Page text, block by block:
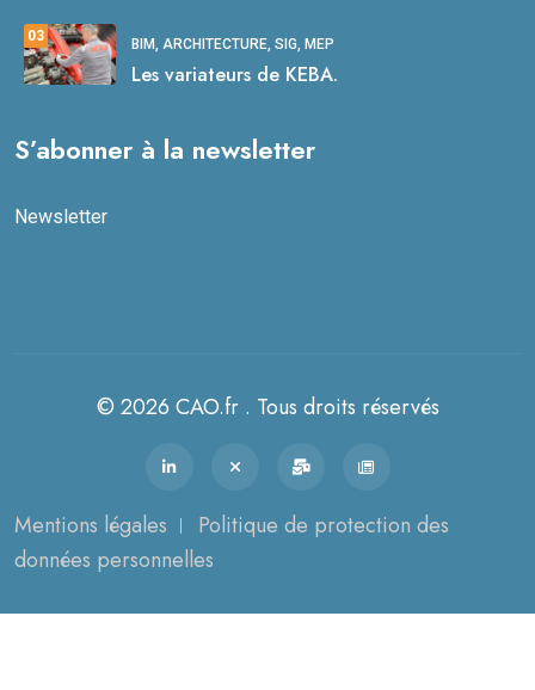
03 BIM, ARCHITECTURE, SIG, MEP
Les variateurs de KEBA.
S’abonner à la newsletter
Newsletter
© 2026 CAO.fr . Tous droits réservés
Mentions légales
Politique de protection des
données personnelles